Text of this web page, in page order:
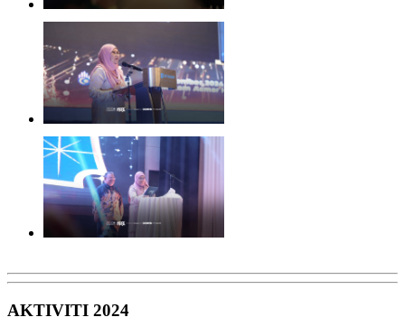
AKTIVITI 2024